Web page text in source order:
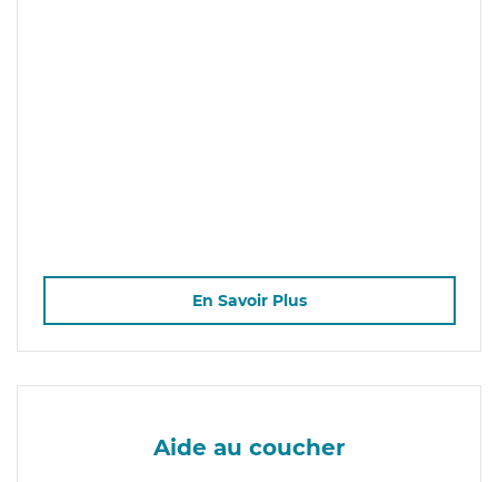
En Savoir Plus
Aide au coucher